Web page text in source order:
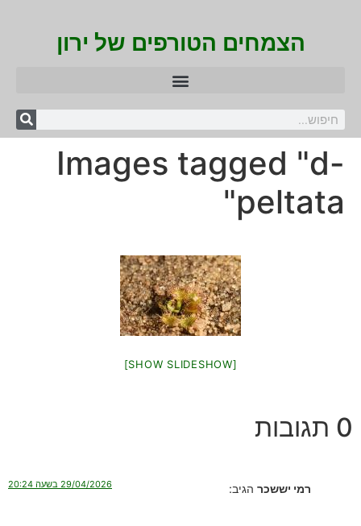
הצמחים הטורפים של ירון
Images tagged "d-
peltata"
[SHOW SLIDESHOW]
0 תגובות
רמי יששכר הגיב: 29/04/2026 בשעה 20:24